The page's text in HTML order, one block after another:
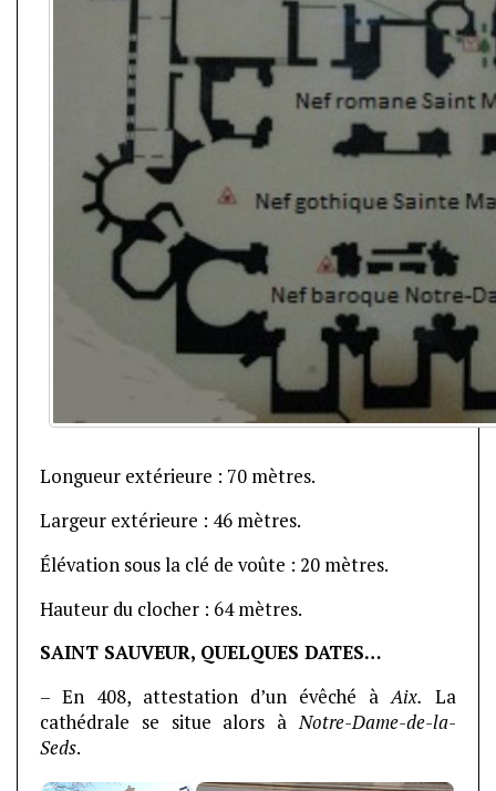
Longueur extérieure : 70 mètres.
Largeur extérieure : 46 mètres.
Élévation sous la clé de voûte : 20 mètres.
Hauteur du clocher : 64 mètres.
SAINT SAUVEUR, QUELQUES DATES…
– En 408, attestation d’un évêché àAix. La
cathédrale se situe alors àNotre-Dame-de-la-
Seds.